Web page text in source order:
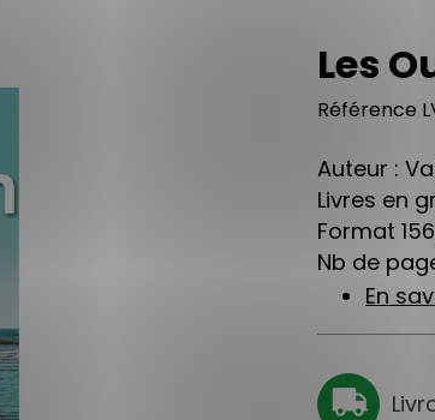
Les
Référence
Auteur :
Livres en
Format
Nb de
En